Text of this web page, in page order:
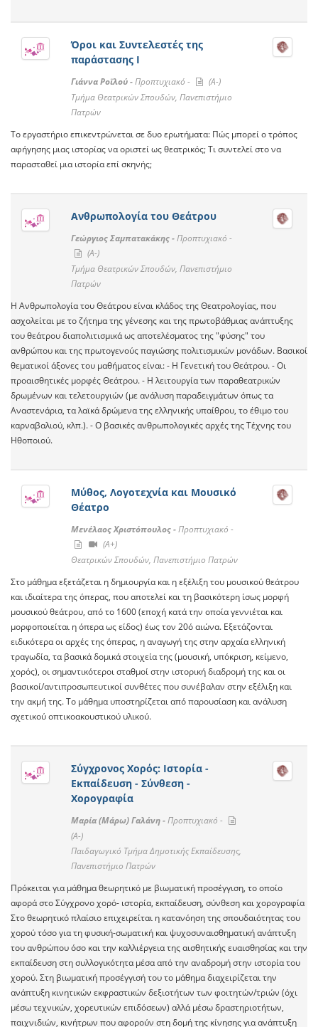
Όροι και Συντελεστές της
παράστασης Ι
Γιάννα Ροϊλού -Προπτυχιακό -
(A-)
Τμήμα Θεατρικών Σπουδών, Πανεπιστήμιο
Πατρών
Το εργαστήριο επικεντρώνεται σε δυο ερωτήματα: Πώς μπορεί ο τρόπος
αφήγησης μιας ιστορίας να οριστεί ως θεατρικός; Τι συντελεί στο να
παρασταθεί μια ιστορία επί σκηνής;
Ανθρωπολογία του Θεάτρου
Γεώργιος Σαμπατακάκης -Προπτυχιακό -
(A-)
Τμήμα Θεατρικών Σπουδών, Πανεπιστήμιο
Πατρών
Η Ανθρωπολογία του Θεάτρου είναι κλάδος της Θεατρολογίας, που
ασχολείται με το ζήτημα της γένεσης και της πρωτοβάθμιας ανάπτυξης
του θεάτρου διαπολιτισμικά ως αποτελέσματος της "φύσης" του
ανθρώπου και της πρωτογενούς παγιώσης πολιτισμικών μονάδων. Βασικοί
θεματικοί άξονες του μαθήματος είναι: - Η Γενετική του Θεάτρου. - Οι
προαισθητικές μορφές Θεάτρου. - Η λειτουργία των παραθεατρικών
δρωμένων και τελετουργιών (με ανάλυση παραδειγμάτων όπως τα
Αναστενάρια, τα λαϊκά δρώμενα της ελληνικής υπαίθρου, το έθιμο του
καρναβαλιού, κλπ.). - Ο βασικές ανθρωπολογικές αρχές της Τέχνης του
Ηθοποιού.
Μύθος, Λογοτεχνία και Μουσικό
Θέατρο
Μενέλαος Χριστόπουλος -Προπτυχιακό -
(A+)
Θεατρικών Σπουδών, Πανεπιστήμιο Πατρών
Στο μάθημα εξετάζεται η δημιουργία και η εξέλιξη του μουσικού θεάτρου
και ιδιαίτερα της όπερας, που αποτελεί και τη βασικότερη ίσως μορφή
μουσικού θεάτρου, από το 1600 (εποχή κατά την οποία γεννιέται και
μορφοποιείται η όπερα ως είδος) έως τον 20ό αιώνα. Εξετάζονται
ειδικότερα οι αρχές της όπερας, η αναγωγή της στην αρχαία ελληνική
τραγωδία, τα βασικά δομικά στοιχεία της (μουσική, υπόκριση, κείμενο,
χορός), οι σημαντικότεροι σταθμοί στην ιστορική διαδρομή της και οι
βασικοί/αντιπροσωπευτικοί συνθέτες που συνέβαλαν στην εξέλιξη και
την ακμή της. Το μάθημα υποστηρίζεται από παρουσίαση και ανάλυση
σχετικού οπτικοακουστικού υλικού.
Σύγχρονος Χορός: Ιστορία -
Εκπαίδευση - Σύνθεση -
Χορογραφία
Μαρία (Μάρω) Γαλάνη -Προπτυχιακό -
(A-)
Παιδαγωγικό Τμήμα Δημοτικής Εκπαίδευσης,
Πανεπιστήμιο Πατρών
Πρόκειται για μάθημα θεωρητικό με βιωματική προσέγγιση, το οποίο
αφορά στο Σύγχρονο χορό- ιστορία, εκπαίδευση, σύνθεση και χορογραφία
Στο θεωρητικό πλαίσιο επιχειρείται η κατανόηση της σπουδαιότητας του
χορού τόσο για τη φυσική-σωματική και ψυχοσυναισθηματική ανάπτυξη
του ανθρώπου όσο και την καλλιέργεια της αισθητικής ευαισθησίας και την
εκπαίδευση στη συλλογικότητα μέσα από την αναδρομή στην ιστορία του
χορού. Στη βιωματική προσέγγισή του το μάθημα διαχειρίζεται την
ανάπτυξη κινητικών εκφραστικών δεξιοτήτων των φοιτητών/τριών (όχι
μέσω τεχνικών, χορευτικών επιδόσεων) αλλά μέσω δραστηριοτήτων,
παιχνιδιών, κινήτρων που αφορούν στη δομή της κίνησης για ανάπτυξη